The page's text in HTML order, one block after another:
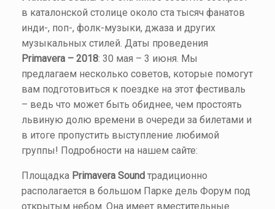
в каталонской столице около ста тысяч фанатов
инди-, поп-, фолк-музыки, джаза и других
музыкальных стилей. Даты проведения
Primavera – 2018: 30 мая – 3 июня. Мы
предлагаем несколько советов, которые помогут
вам подготовиться к поездке на этот фестиваль
– ведь что может быть обиднее, чем простоять
львиную долю времени в очереди за билетами и
в итоге пропустить выступление любимой
группы! Подробности на нашем сайте:
Площадка Primavera Sound традиционно
располагается в большом Парке дель Форум под
открытым небом. Она имеет вместительные